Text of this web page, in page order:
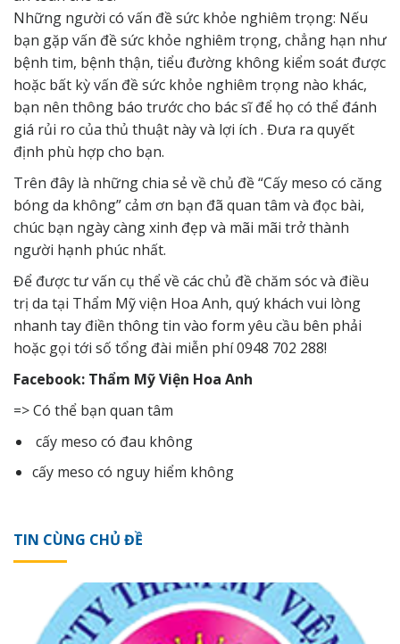
Những người có vấn đề sức khỏe nghiêm trọng: Nếu
bạn gặp vấn đề sức khỏe nghiêm trọng, chẳng hạn như
bệnh tim, bệnh thận, tiểu đường không kiểm soát được
hoặc bất kỳ vấn đề sức khỏe nghiêm trọng nào khác,
bạn nên thông báo trước cho bác sĩ để họ có thể đánh
giá rủi ro của thủ thuật này và lợi ích . Đưa ra quyết
định phù hợp cho bạn.
Trên đây là những chia sẻ về chủ đề “Cấy meso có căng
bóng da không” cảm ơn bạn đã quan tâm và đọc bài,
chúc bạn ngày càng xinh đẹp và mãi mãi trở thành
người hạnh phúc nhất.
Để được tư vấn cụ thể về các chủ đề chăm sóc và điều
trị da tại Thẩm Mỹ viện Hoa Anh, quý khách vui lòng
nhanh tay điền thông tin vào form yêu cầu bên phải
hoặc gọi tới số tổng đài miễn phí 0948 702 288!
Facebook: Thẩm Mỹ Viện Hoa Anh
=> Có thể bạn quan tâm
cấy meso có đau không
cấy meso có nguy hiểm không
TIN CÙNG CHỦ ĐỀ